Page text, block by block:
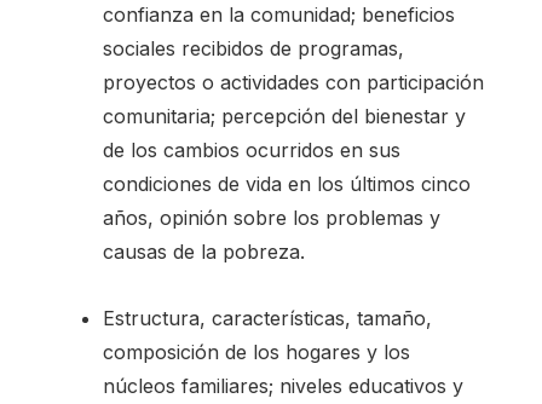
confianza en la comunidad; beneficios
sociales recibidos de programas,
proyectos o actividades con participación
comunitaria; percepción del bienestar y
de los cambios ocurridos en sus
condiciones de vida en los últimos cinco
años, opinión sobre los problemas y
causas de la pobreza.
Estructura, características, tamaño,
composición de los hogares y los
núcleos familiares; niveles educativos y